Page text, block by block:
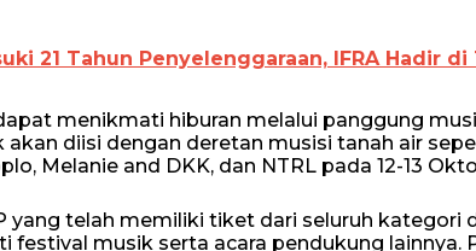
21 Tahun Penyelenggaraan, IFRA Hadir
menikmati hiburan melalui panggung
akan diisi dengan deretan musisi tanah air
Melanie and DKK, dan NTRL pada 12-13
yang telah memiliki tiket dari seluruh kategori
festival musik serta acara pendukung lainnya.